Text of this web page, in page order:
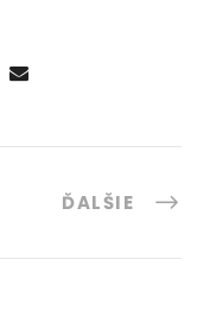
ĎALŠIE